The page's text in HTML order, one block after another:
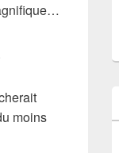
moins